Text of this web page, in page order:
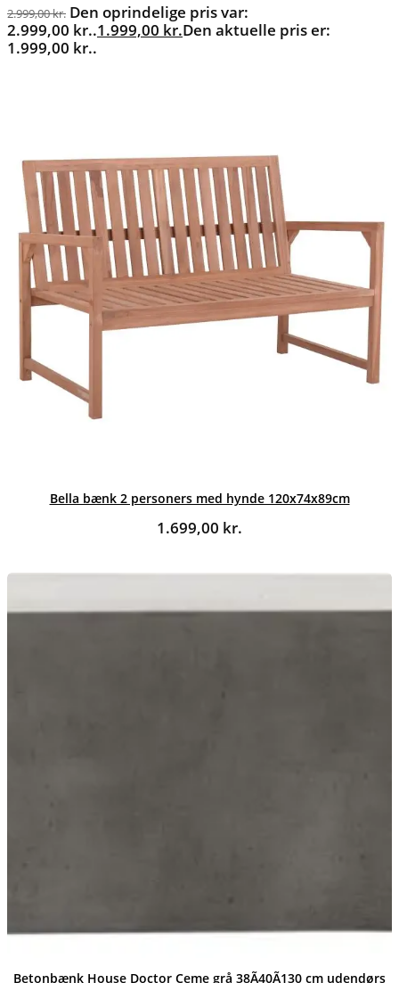
2.999,00kr. Den oprindelige pris var:
2.999,00 kr..1.999,00 kr.Den aktuelle pris er:
1.999,00 kr..
Bella bænk 2 personers med hynde 120x74x89cm
1.699,00 kr.
Betonbænk House Doctor Ceme grå 38Ã40Ã130 cm udendørs